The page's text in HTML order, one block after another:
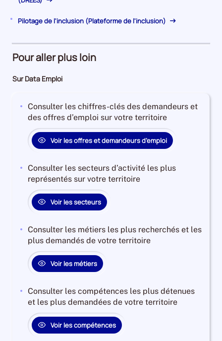
Pilotage de l'inclusion (Plateforme de l'inclusion)
Pour aller plus loin
Sur Data Emploi
Consulter les chiffres-clés des demandeurs et
des offres d’emploi sur votre territoire
Voir les offres et demandeurs d’emploi
Consulter les secteurs d’activité les plus
représentés sur votre territoire
Voir les secteurs
Consulter les métiers les plus recherchés et les
plus demandés de votre territoire
Voir les métiers
Consulter les compétences les plus détenues
et les plus demandées de votre territoire
Voir les compétences